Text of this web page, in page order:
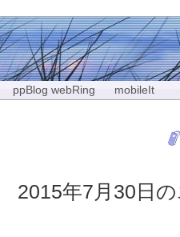
ppBlog webRing mobileIt
2015年7月30日